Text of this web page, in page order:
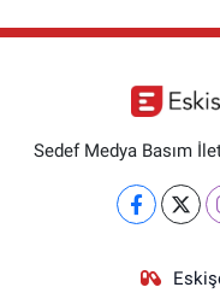
Sedef Medya Basım